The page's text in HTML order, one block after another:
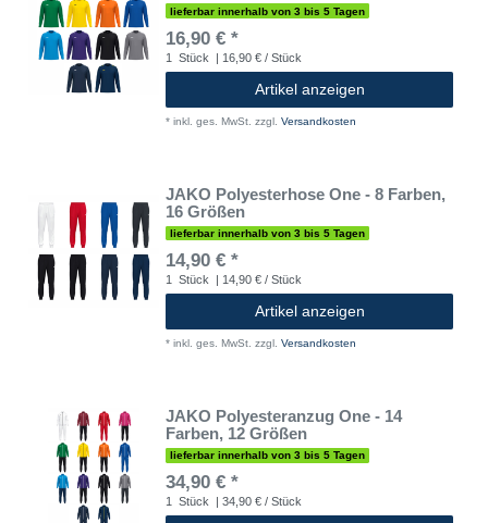
lieferbar innerhalb von 3 bis 5 Tagen
16,90 € *
1 Stück | 16,90 € / Stück
Artikel anzeigen
* inkl. ges. MwSt. zzgl. Versandkosten
JAKO Polyesterhose One - 8 Farben,
16 Größen
lieferbar innerhalb von 3 bis 5 Tagen
14,90 € *
1 Stück | 14,90 € / Stück
Artikel anzeigen
* inkl. ges. MwSt. zzgl. Versandkosten
JAKO Polyesteranzug One - 14
Farben, 12 Größen
lieferbar innerhalb von 3 bis 5 Tagen
34,90 € *
1 Stück | 34,90 € / Stück